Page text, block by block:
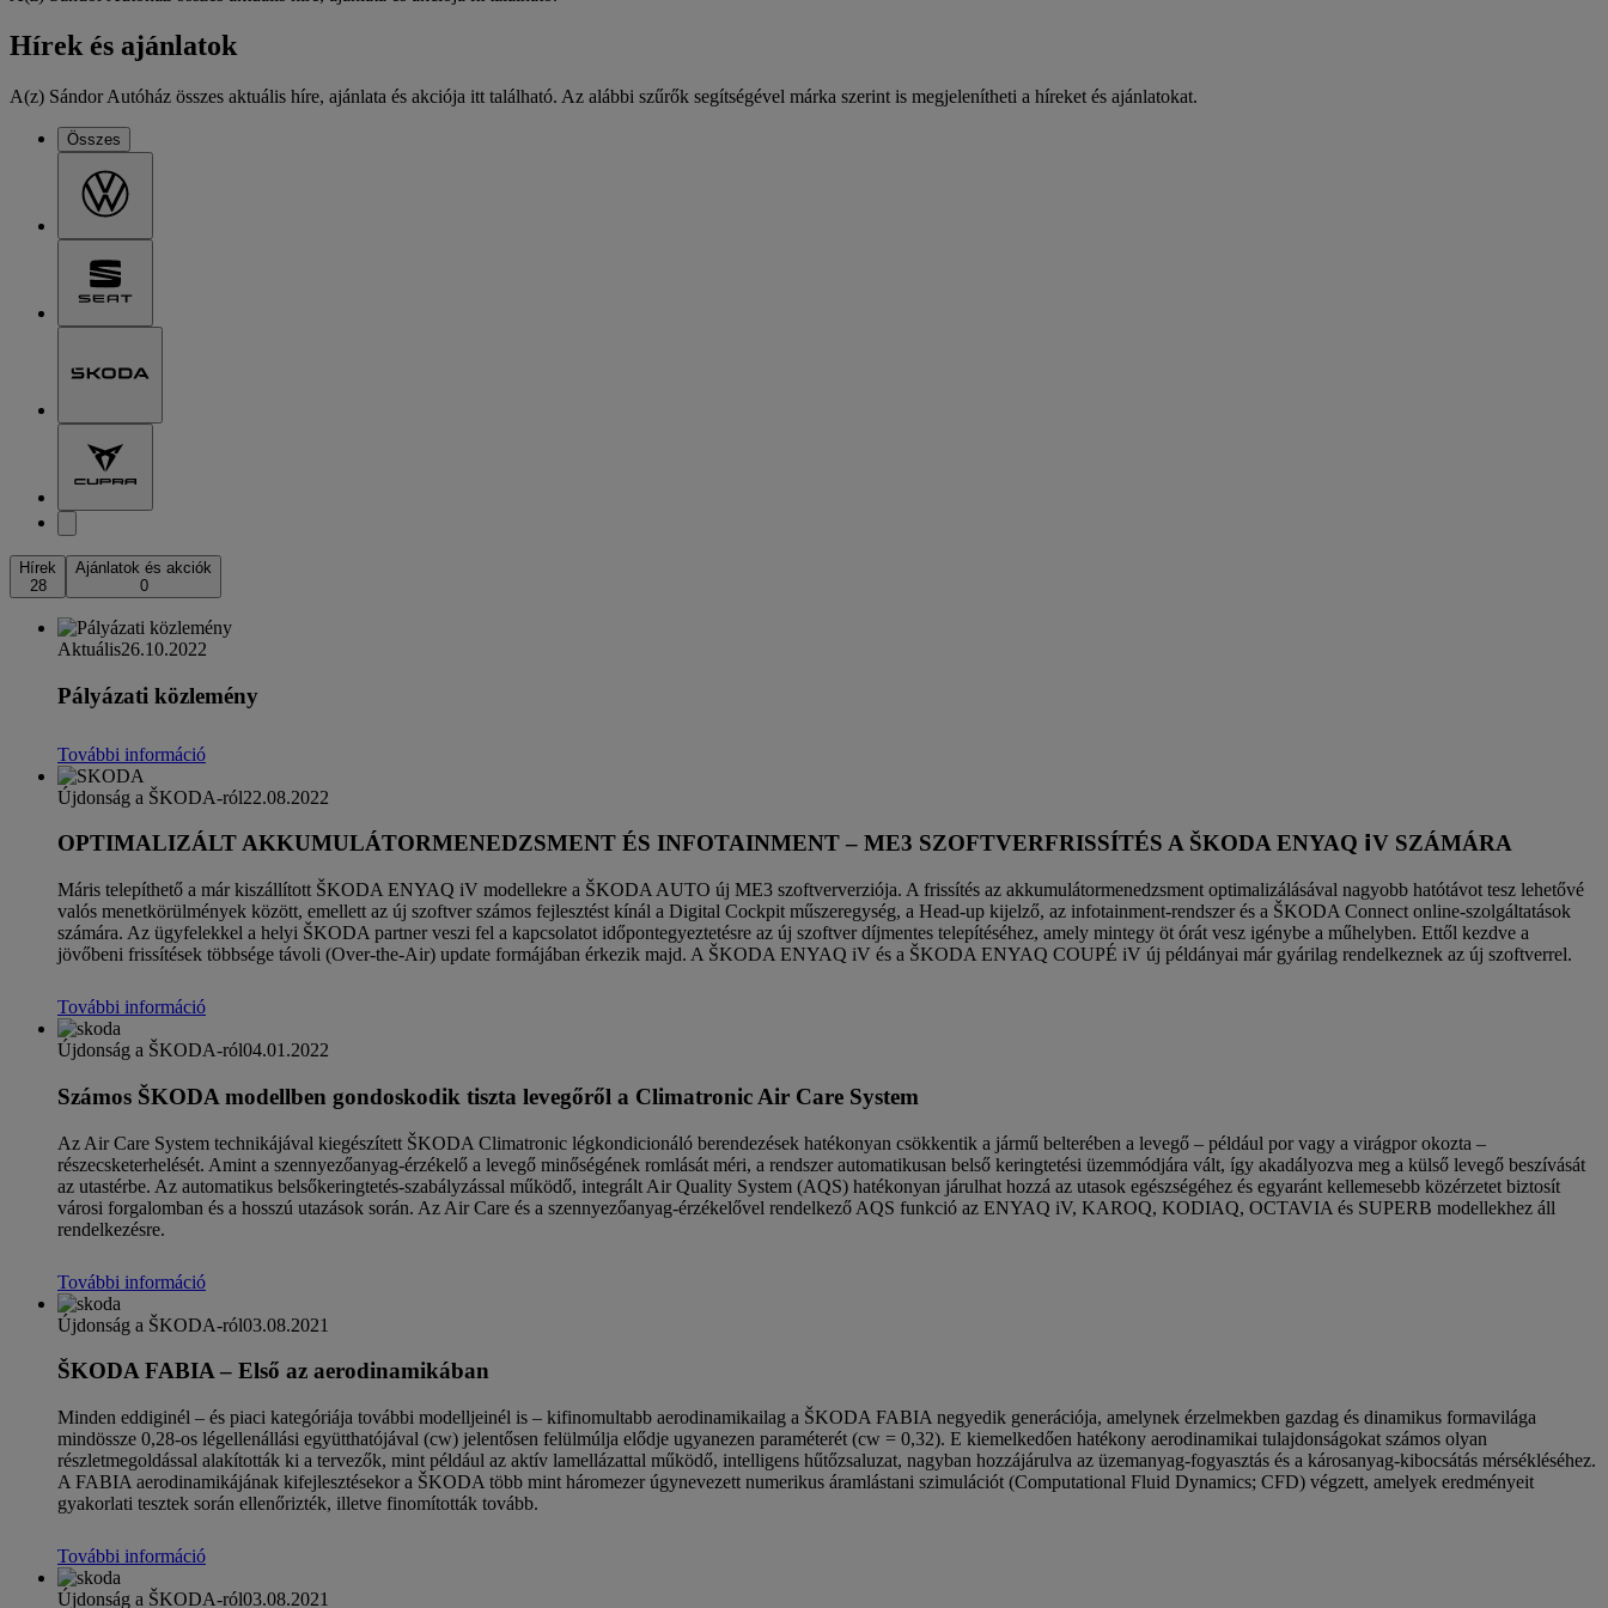
Hírek és ajánlatok
A(z) Sándor Autóház összes aktuális híre, ajánlata és akciója itt található. Az alábbi szűrők segítségével márka szerint is megjelenítheti a híreket és ajánlatokat.
Összes
Hírek
28
Ajánlatok és akciók
0
Aktuális26.10.2022
Pályázati közlemény
További információ
Újdonság a ŠKODA-ról22.08.2022
OPTIMALIZÁLT AKKUMULÁTORMENEDZSMENT ÉS INFOTAINMENT – ME3 SZOFTVERFRISSÍTÉS A ŠKODA ENYAQ 𝗶V SZÁMÁRA
Máris telepíthető a már kiszállított ŠKODA ENYAQ iV modellekre a ŠKODA AUTO új ME3 szoftververziója. A frissítés az akkumulátormenedzsment optimalizálásával nagyobb hatótávot tesz lehetővé
valós menetkörülmények között, emellett az új szoftver számos fejlesztést kínál a Digital Cockpit műszeregység, a Head-up kijelző, az infotainment-rendszer és a ŠKODA Connect online-szolgáltatások
számára. Az ügyfelekkel a helyi ŠKODA partner veszi fel a kapcsolatot időpontegyeztetésre az új szoftver díjmentes telepítéséhez, amely mintegy öt órát vesz igénybe a műhelyben. Ettől kezdve a
jövőbeni frissítések többsége távoli (Over-the-Air) update formájában érkezik majd. A ŠKODA ENYAQ iV és a ŠKODA ENYAQ COUPÉ iV új példányai már gyárilag rendelkeznek az új szoftverrel.
További információ
Újdonság a ŠKODA-ról04.01.2022
Számos ŠKODA modellben gondoskodik tiszta levegőről a Climatronic Air Care System
Az Air Care System technikájával kiegészített ŠKODA Climatronic légkondicionáló berendezések hatékonyan csökkentik a jármű belterében a levegő – például por vagy a virágpor okozta –
részecsketerhelését. Amint a szennyezőanyag-érzékelő a levegő minőségének romlását méri, a rendszer automatikusan belső keringtetési üzemmódjára vált, így akadályozva meg a külső levegő beszívását
az utastérbe. Az automatikus belsőkeringtetés-szabályzással működő, integrált Air Quality System (AQS) hatékonyan járulhat hozzá az utasok egészségéhez és egyaránt kellemesebb közérzetet biztosít
városi forgalomban és a hosszú utazások során. Az Air Care és a szennyezőanyag-érzékelővel rendelkező AQS funkció az ENYAQ iV, KAROQ, KODIAQ, OCTAVIA és SUPERB modellekhez áll
rendelkezésre.
További információ
Újdonság a ŠKODA-ról03.08.2021
ŠKODA FABIA – Első az aerodinamikában
Minden eddiginél – és piaci kategóriája további modelljeinél is – kifinomultabb aerodinamikailag a ŠKODA FABIA negyedik generációja, amelynek érzelmekben gazdag és dinamikus formavilága
mindössze 0,28-os légellenállási együtthatójával (cw) jelentősen felülmúlja elődje ugyanezen paraméterét (cw = 0,32). E kiemelkedően hatékony aerodinamikai tulajdonságokat számos olyan
részletmegoldással alakították ki a tervezők, mint például az aktív lamellázattal működő, intelligens hűtőzsaluzat, nagyban hozzájárulva az üzemanyag-fogyasztás és a károsanyag-kibocsátás mérsékléséhez.
A FABIA aerodinamikájának kifejlesztésekor a ŠKODA több mint háromezer úgynevezett numerikus áramlástani szimulációt (Computational Fluid Dynamics; CFD) végzett, amelyek eredményeit
gyakorlati tesztek során ellenőrizték, illetve finomították tovább.
További információ
Újdonság a ŠKODA-ról03.08.2021